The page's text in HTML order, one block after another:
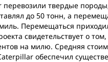
твердые
до 50 тонн, а
Перемещаться
свидетельствует о
на милю. Средняя
обеспечил